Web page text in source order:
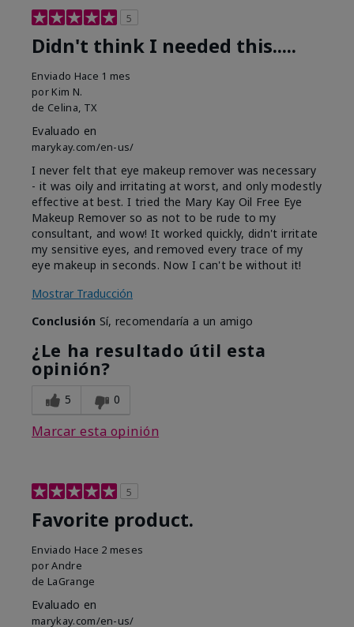
5
Didn't think I needed this.....
Enviado Hace 1 mes
por Kim N.
de Celina, TX
Evaluado en
marykay.com/en-us/
I never felt that eye makeup remover was necessary
- it was oily and irritating at worst, and only modestly
effective at best. I tried the Mary Kay Oil Free Eye
Makeup Remover so as not to be rude to my
consultant, and wow! It worked quickly, didn't irritate
my sensitive eyes, and removed every trace of my
eye makeup in seconds. Now I can't be without it!
Mostrar Traducción
Conclusión Sí, recomendaría a un amigo
¿Le ha resultado útil esta
opinión?
5 0
Marcar esta opinión
5
Favorite product.
Enviado Hace 2 meses
porAndre
de LaGrange
Evaluado en
marykay.com/en-us/